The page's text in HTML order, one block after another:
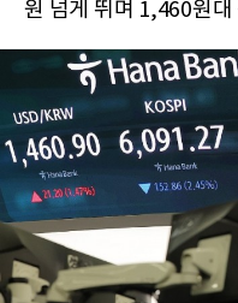
원 넘게 뛰며 1,460원